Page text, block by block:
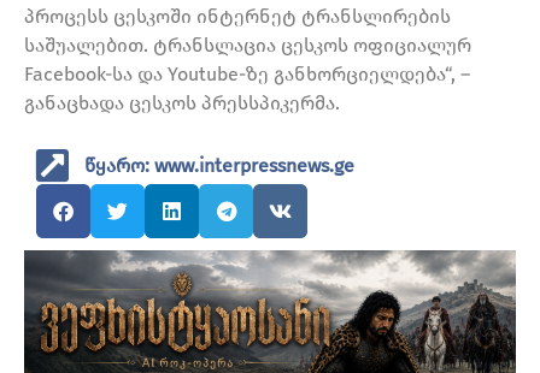
პროცესს ცესკოში ინტერნეტ ტრანსლირების
საშუალებით. ტრანსლაცია ცესკოს ოფიციალურ
Facebook-სა და Youtube-ზე განხორციელდება“, –
განაცხადა ცესკოს პრესსპიკერმა.
წყარო: www.interpressnews.ge